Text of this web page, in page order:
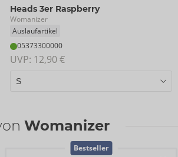
Heads 3er Raspberry
Womanizer
Auslaufartikel
05373300000
UVP: 12,90 €
Womanizer
Bestseller